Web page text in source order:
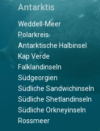
Antarktis
Weddell-Meer
Polarkreis
Antarktische Halbinsel
Kap Verde
Falklandinseln
Südgeorgien
Südliche Sandwichinseln
Südliche Shetlandinseln
Südliche Orkneyinseln
Rossmeer